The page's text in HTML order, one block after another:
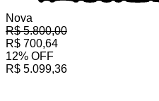
Nova
R$5.800,00
R$ 700,64
12% OFF
R$ 5.099,36